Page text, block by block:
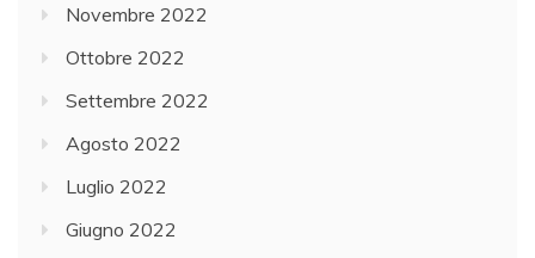
Novembre 2022
Ottobre 2022
Settembre 2022
Agosto 2022
Luglio 2022
Giugno 2022